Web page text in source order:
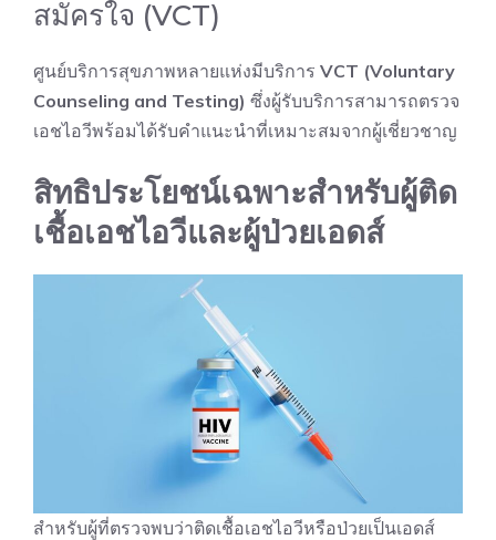
สมัครใจ (VCT)
ศูนย์บริการสุขภาพหลายแห่งมีบริการ VCT (Voluntary
Counseling and Testing) ซึ่งผู้รับบริการสามารถตรวจ
เอชไอวีพร้อมได้รับคำแนะนำที่เหมาะสมจากผู้เชี่ยวชาญ
สิทธิประโยชน์เฉพาะสำหรับผู้ติด
เชื้อเอชไอวีและผู้ป่วยเอดส์
สำหรับผู้ที่ตรวจพบว่าติดเชื้อเอชไอวีหรือป่วยเป็นเอดส์